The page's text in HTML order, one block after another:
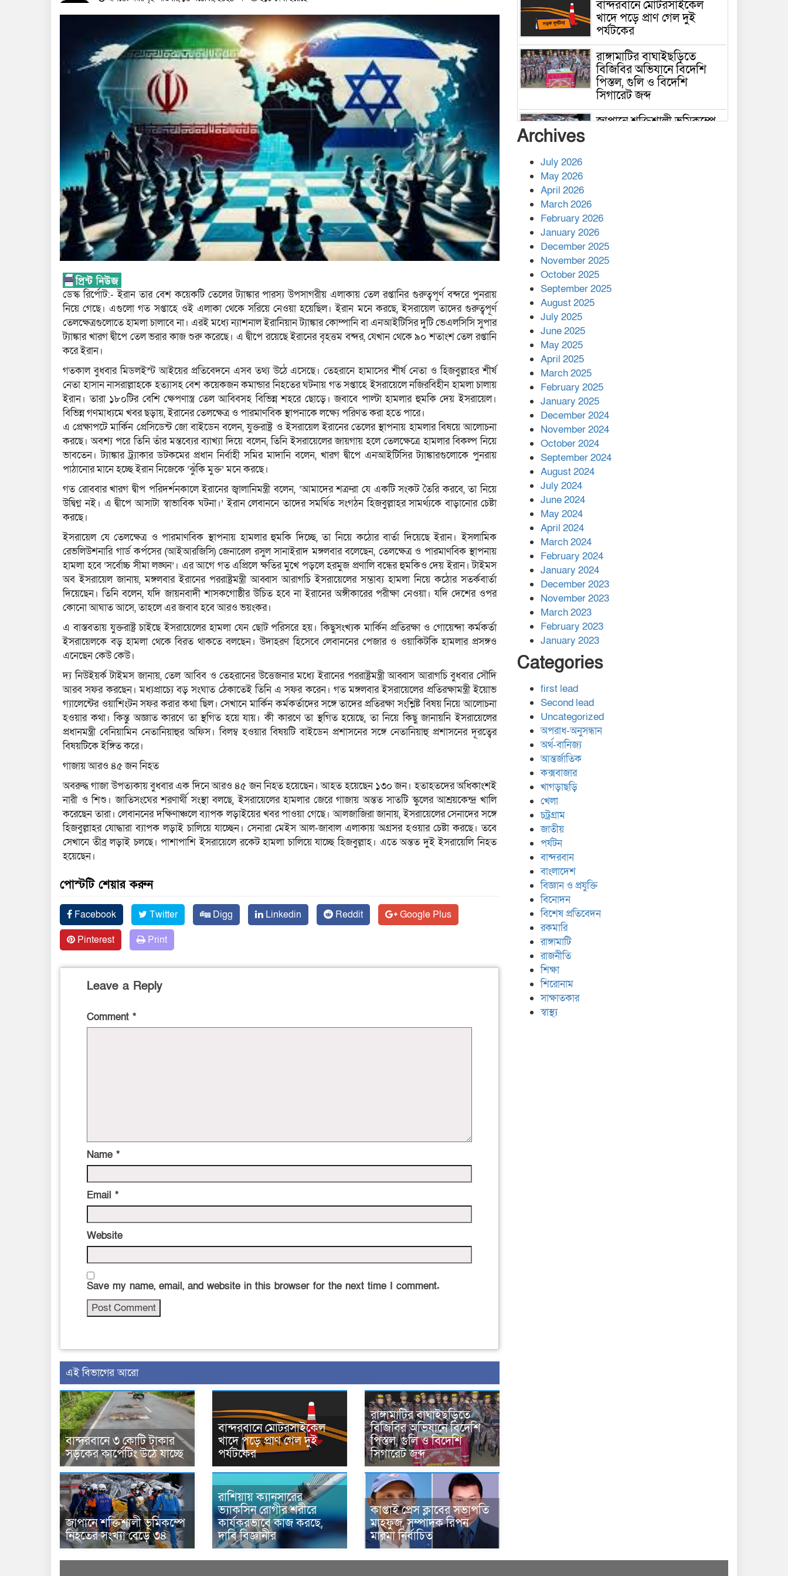
ডেস্ক রির্পোট:- ইরান তার বেশ কয়েকটি তেলের ট্যাঙ্কার পারস্য উপসাগরীয় এলাকায় তেল রপ্তানির গুরুত্বপূর্ণ বন্দরে পুনরায়
নিয়ে গেছে। এগুলো গত সপ্তাহে ওই এলাকা থেকে সরিয়ে নেওয়া হয়েছিল। ইরান মনে করছে, ইসরায়েল তাদের গুরুত্বপূর্ণ
তেলক্ষেত্রগুলোতে হামলা চালাবে না। এরই মধ্যে ন্যাশনাল ইরানিয়ান ট্যাঙ্কার কোম্পানি বা এনআইটিসির দুটি ভেএলসিসি সুপার
ট্যাঙ্কার খারগ দ্বীপে তেল ভরার কাজ শুরু করেছে। এ দ্বীপে রয়েছে ইরানের বৃহত্তম বন্দর, যেখান থেকে ৯০ শতাংশ তেল রপ্তানি
করে ইরান।
গতকাল বুধবার মিডলইস্ট আইয়ের প্রতিবেদনে এসব তথ্য উঠে এসেছে। তেহরানে হামাসের শীর্ষ নেতা ও হিজবুল্লাহর শীর্ষ
নেতা হাসান নাসরাল্লাহকে হত্যাসহ বেশ কয়েকজন কমান্ডার নিহতের ঘটনায় গত সপ্তাহে ইসরায়েলে নজিরবিহীন হামলা চালায়
ইরান। তারা ১৮০টির বেশি ক্ষেপণাস্ত্র তেল আবিবসহ বিভিন্ন শহরে ছোড়ে। জবাবে পাল্টা হামলার হুমকি দেয় ইসরায়েল।
বিভিন্ন গণমাধ্যমে খবর ছড়ায়, ইরানের তেলক্ষেত্র ও পারমাণবিক স্থাপনাকে লক্ষ্যে পরিণত করা হতে পারে।
এ প্রেক্ষাপটে মার্কিন প্রেসিডেন্ট জো বাইডেন বলেন, যুক্তরাষ্ট্র ও ইসরায়েল ইরানের তেলের স্থাপনায় হামলার বিষয়ে আলোচনা
করছে। অবশ্য পরে তিনি তাঁর মন্তব্যের ব্যাখ্যা দিয়ে বলেন, তিনি ইসরায়েলের জায়গায় হলে তেলক্ষেত্রে হামলার বিকল্প নিয়ে
ভাবতেন। ট্যাঙ্কার ট্র্যাকার ডটকমের প্রধান নির্বাহী সমির মাদানি বলেন, খারগ দ্বীপে এনআইটিসির ট্যাঙ্কারগুলোকে পুনরায়
পাঠানোর মানে হচ্ছে ইরান নিজেকে ‘ঝুঁকি মুক্ত’ মনে করছে।
গত রোববার খারগ দ্বীপ পরিদর্শনকালে ইরানের জ্বালানিমন্ত্রী বলেন, ‘আমাদের শত্রুরা যে একটি সংকট তৈরি করবে, তা নিয়ে
উদ্বিগ্ন নই। এ দ্বীপে আসাটা স্বাভাবিক ঘটনা।’ ইরান লেবাননে তাদের সমর্থিত সংগঠন হিজবুল্লাহর সামর্থ্যকে বাড়ানোর চেষ্টা
করছে।
ইসরায়েল যে তেলক্ষেত্র ও পারমাণবিক স্থাপনায় হামলার হুমকি দিচ্ছে, তা নিয়ে কঠোর বার্তা দিয়েছে ইরান। ইসলামিক
রেভলিউশনারি গার্ড কর্পসের (আইআরজিসি) জেনারেল রসুল সানাইরাদ মঙ্গলবার বলেছেন, তেলক্ষেত্র ও পারমাণবিক স্থাপনায়
হামলা হবে ‘সর্বোচ্চ সীমা লঙ্ঘন’। এর আগে গত এপ্রিলে ক্ষতির মুখে পড়লে হরমুজ প্রণালি বন্ধের হুমকিও দেয় ইরান। টাইমস
অব ইসরায়েল জানায়, মঙ্গলবার ইরানের পররাষ্ট্রমন্ত্রী আব্বাস আরাগচি ইসরায়েলের সম্ভাব্য হামলা নিয়ে কঠোর সতর্কবার্তা
দিয়েছেন। তিনি বলেন, যদি জায়নবাদী শাসকগোষ্ঠীর উচিত হবে না ইরানের অঙ্গীকারের পরীক্ষা নেওয়া। যদি দেশের ওপর
কোনো আঘাত আসে, তাহলে এর জবাব হবে আরও ভয়ংকর।
এ বাস্তবতায় যুক্তরাষ্ট্র চাইছে ইসরায়েলের হামলা যেন ছোট পরিসরে হয়। কিছুসংখ্যক মার্কিন প্রতিরক্ষা ও গোয়েন্দা কর্মকর্তা
ইসরায়েলকে বড় হামলা থেকে বিরত থাকতে বলছেন। উদাহরণ হিসেবে লেবাননের পেজার ও ওয়াকিটকি হামলার প্রসঙ্গও
এনেছেন কেউ কেউ।
দ্য নিউইয়র্ক টাইমস জানায়, তেল আবিব ও তেহরানের উত্তেজনার মধ্যে ইরানের পররাষ্ট্রমন্ত্রী আব্বাস আরাগচি বুধবার সৌদি
আরব সফর করছেন। মধ্যপ্রাচ্যে বড় সংঘাত ঠেকাতেই তিনি এ সফর করেন। গত মঙ্গলবার ইসরায়েলের প্রতিরক্ষামন্ত্রী ইয়োভ
গ্যালেন্টের ওয়াশিংটন সফর করার কথা ছিল। সেখানে মার্কিন কর্মকর্তাদের সঙ্গে তাদের প্রতিরক্ষা সংশ্লিষ্ট বিষয় নিয়ে আলোচনা
হওয়ার কথা। কিন্তু অজ্ঞাত কারণে তা স্থগিত হয়ে যায়। কী কারণে তা স্থগিত হয়েছে, তা নিয়ে কিছু জানায়নি ইসরায়েলের
প্রধানমন্ত্রী বেনিয়ামিন নেতানিয়াহুর অফিস। বিলম্ব হওয়ার বিষয়টি বাইডেন প্রশাসনের সঙ্গে নেতানিয়াহু প্রশাসনের দূরত্বের
বিষয়টিকে ইঙ্গিত করে।
গাজায় আরও ৪৫ জন নিহত
অবরুদ্ধ গাজা উপত্যকায় বুধবার এক দিনে আরও ৪৫ জন নিহত হয়েছেন। আহত হয়েছেন ১৩০ জন। হতাহতদের অধিকাংশই
নারী ও শিশু। জাতিসংঘের শরণার্থী সংস্থা বলছে, ইসরায়েলের হামলার জেরে গাজায় অন্তত সাতটি স্কুলের আশ্রয়কেন্দ্র খালি
করেছেন তারা। লেবাননের দক্ষিণাঞ্চলে ব্যাপক লড়াইয়ের খবর পাওয়া গেছে। আলজাজিরা জানায়, ইসরায়েলের সেনাদের সঙ্গে
হিজবুল্লাহর যোদ্ধারা ব্যাপক লড়াই চালিয়ে যাচ্ছেন। সেনারা মেইস আল-জাবাল এলাকায় অগ্রসর হওয়ার চেষ্টা করছে। তবে
সেখানে তীব্র লড়াই চলছে। পাশাপাশি ইসরায়েলে রকেট হামলা চালিয়ে যাচ্ছে হিজবুল্লাহ। এতে অন্তত দুই ইসরায়েলি নিহত
হয়েছেন।
পোস্টটি শেয়ার করুন
Facebook Twitter Digg Linkedin Reddit
Google Plus
Pinterest
Print
Leave a Reply
Comment *
Name *
Email *
Website
Save my name, email, and website in this browser for the next time I comment.
এই বিভাগের আরো
বান্দরবানে ৩ কোটি টাকার
সড়কের কার্পেটিং উঠে যাচ্ছে
বান্দরবানে মোটরসাইকেল
খাদে পড়ে প্রাণ গেল দুই
পর্যটকের
রাঙ্গামাটির বাঘাইছড়িতে
বিজিবির অভিযানে বিদেশি
পিস্তল, গুলি ও বিদেশি
সিগারেট জব্দ
জাপানে শক্তিশালী ভূমিকম্পে
নিহতের সংখ্যা বেড়ে ৩৪
রাশিয়ায় ক্যানসারের
ভ্যাকসিন রোগীর শরীরে
কার্যকরভাবে কাজ করছে,
দাবি বিজ্ঞানীর
কাপ্তাই প্রেস ক্লাবের সভাপতি
মাহফুজ, সম্পাদক রিপন
মারমা নির্বাচিত
বান্দরবানে মোটরসাইকেল
খাদে পড়ে প্রাণ গেল দুই
পর্যটকের
রাঙ্গামাটির বাঘাইছড়িতে
বিজিবির অভিযানে বিদেশি
পিস্তল, গুলি ও বিদেশি
সিগারেট জব্দ
জাপানে শক্তিশালী ভূমিকম্পে
কাপ্তাই প্রেস ক্লাবের সভাপতি
মাহফুজ, সম্পাদক রিপন মারমা
নির্বাচিত
মালয়েশিয়ার প্রধানমন্ত্রীকে চিঠি
দেয়ার পর ফোন তারেক
রহমানের,গ্যাস সঙ্কট
মোকাবিলায় সহায়তার আশ্বাস
এক বিলিয়ন ডলার বিনিয়োগ
হবে আনোয়ারায়
বান্দরবানে বন্যায় ক্ষতিগ্রস্তদের
মাঝে সহায়তা দিলেন সাচিং প্রু
জেরী
Archives
July 2026
May 2026
April 2026
March 2026
February 2026
January 2026
December 2025
November 2025
October 2025
September 2025
August 2025
July 2025
June 2025
May 2025
April 2025
March 2025
February 2025
January 2025
December 2024
November 2024
October 2024
September 2024
August 2024
July 2024
June 2024
May 2024
April 2024
March 2024
February 2024
January 2024
December 2023
November 2023
March 2023
February 2023
January 2023
Categories
first lead
Second lead
Uncategorized
অপরাধ-অনুসন্ধান
অর্থ-বানিজ্য
আন্তর্জাতিক
কক্সবাজার
খাগড়াছড়ি
খেলা
চট্রগ্রাম
জাতীয়
পর্যটন
বান্দরবান
বাংলাদেশ
বিজ্ঞান ও প্রযুক্তি
বিনোদন
বিশেষ প্রতিবেদন
রকমারি
রাঙ্গামাটি
রাজনীতি
শিক্ষা
শিরোনাম
সাক্ষাতকার
স্বাস্থ্য